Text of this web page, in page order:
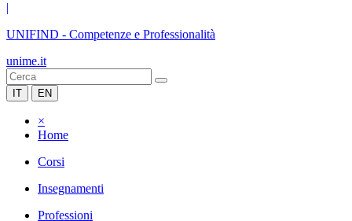
|
UNIFIND - Competenze e Professionalità
unime.it
IT EN
×
Home
Corsi
Insegnamenti
Professioni